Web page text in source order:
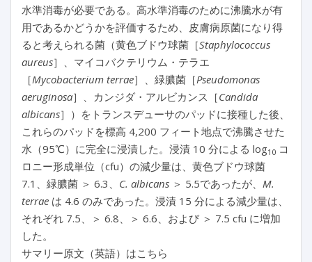
水準消毒が必要である。高水準消毒のために沸騰水が有
用であるかどうかを評価するため、皮膚病原菌になり得
ると考えられる菌（黄色ブドウ球菌［Staphylococcus
aureus］、マイコバクテリウム・テラエ
［Mycobacterium terrae］、緑膿菌［Pseudomonas
aeruginosa］、カンジダ・アルビカンス［Candida
albicans］）をトランスデューサのパッドに接種した後、
これらのパッドを標高 4,200 フィート地点で沸騰させた
水（95℃）に完全に浸漬した。浸漬 10 分による log10 コ
ロニー形成単位（cfu）の減少量は、黄色ブドウ球菌
7.1、緑膿菌 ＞ 6.3、 C. albicans ＞ 5.5であったが、 M.
terrae は 4.6 のみであった。浸漬 15 分による減少量は、
それぞれ 7.5、＞ 6.8、＞ 6.6、および ＞ 7.5 cfu に増加
した。
サマリー原文（英語）はこちら